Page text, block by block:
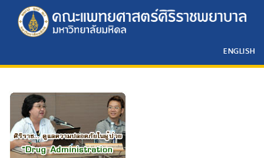
ENGLISH